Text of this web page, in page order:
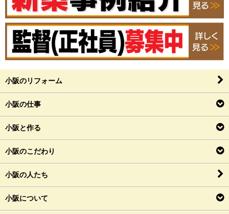
小阪のリフォーム
小阪の仕事
小阪と作る
小阪のこだわり
小阪の人たち
小阪について